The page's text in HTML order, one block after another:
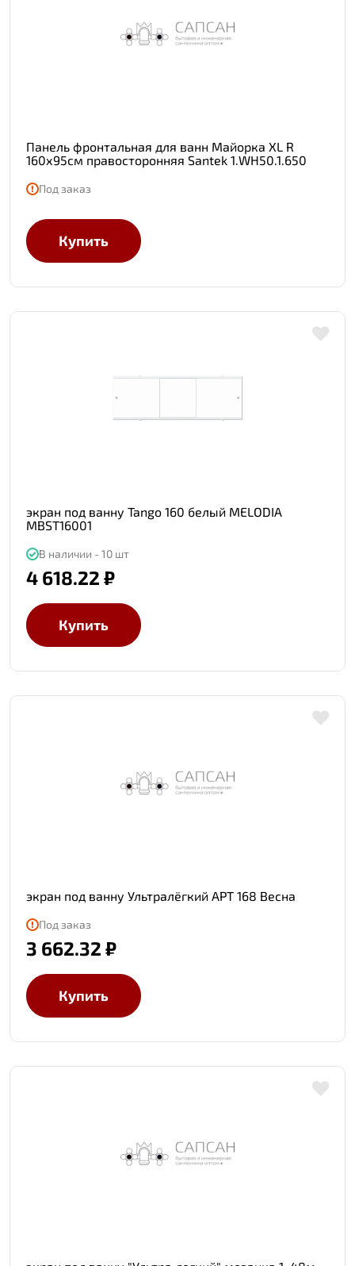
Панель фронтальная для ванн Майорка XL R
160х95см правосторонняя Santek 1.WH50.1.650
Под заказ
Купить
экран под ванну Tango 160 белый MELODIA
MBST16001
В наличии - 10 шт
4 618.22 ₽
Купить
экран под ванну Ультралёгкий АРТ 168 Весна
Под заказ
3 662.32 ₽
Купить